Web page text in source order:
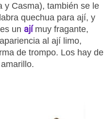
y Casma), también se le
quechua para ají, y
un ajímuy fragante,
al ají limo,
de trompo. Los hay de